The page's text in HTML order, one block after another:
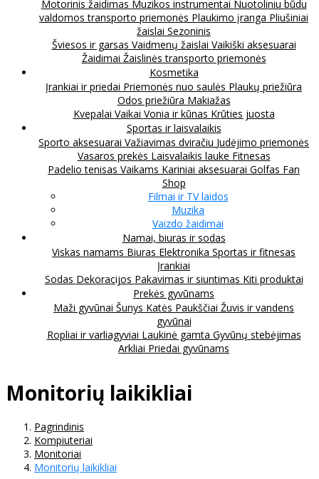
Motorinis žaidimas Muzikos instrumentai Nuotoliniu būdu
valdomos transporto priemonės Plaukimo įranga Pliušiniai
žaislai Sezoninis
Šviesos ir garsas Vaidmenų žaislai Vaikiški aksesuarai
Žaidimai Žaislinės transporto priemonės
Kosmetika
Įrankiai ir priedai Priemonės nuo saulės Plaukų priežiūra
Odos priežiūra Makiažas
Kvepalai Vaikai Vonia ir kūnas Krūties juosta
Sportas ir laisvalaikis
Sporto aksesuarai Važiavimas dviračiu Judėjimo priemonės
Vasaros prekės Laisvalaikis lauke Fitnesas
Padelio tenisas Vaikams Kariniai aksesuarai Golfas Fan
Shop
Filmai ir TV laidos
Muzika
Vaizdo žaidimai
Namai, biuras ir sodas
Viskas namams Biuras Elektronika Sportas ir fitnesas
Įrankiai
Sodas Dekoracijos Pakavimas ir siuntimas Kiti produktai
Prekės gyvūnams
Maži gyvūnai Šunys Katės Paukščiai Žuvis ir vandens
gyvūnai
Ropliai ir varliagyviai Laukinė gamta Gyvūnų stebėjimas
Arkliai Priedai gyvūnams
Monitorių laikikliai
Pagrindinis
Kompiuteriai
Monitoriai
Monitorių laikikliai